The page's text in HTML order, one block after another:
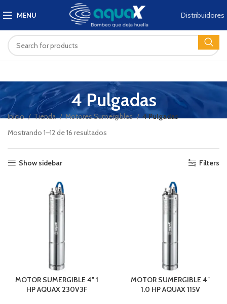
MENU Distribuidores
4 Pulgadas
Inicio Tienda Motores Sumergibles
4 Pulgadas
Mostrando 1–12 de 16 resultados
Show sidebar Filters
MOTOR SUMERGIBLE 4″ 1
HP AQUAX 230V3F
MOTOR SUMERGIBLE 4″
1.0 HP AQUAX 115V